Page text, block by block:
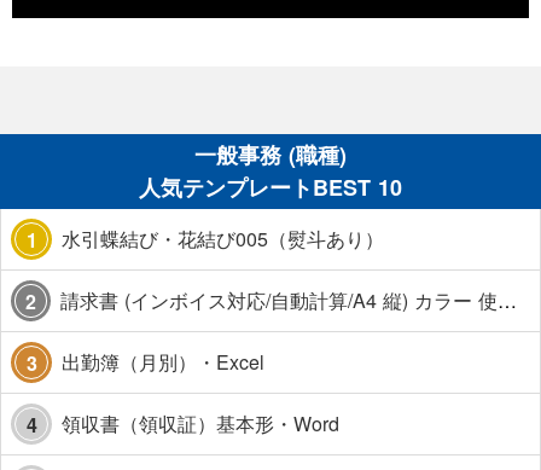
一般事務 (職種)
人気テンプレートBEST 10
1 水引蝶結び・花結び005（熨斗あり）
2 請求書 (インボイス対応/自動計算/A4 縦) カラー 使い方解説あり
3 出勤簿（月別）・Excel
4 領収書（領収証）基本形・Word